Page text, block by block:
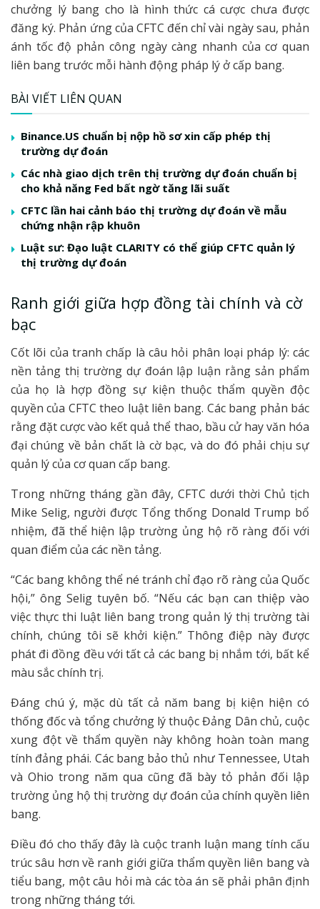
chưởng lý bang cho là hình thức cá cược chưa được
đăng ký. Phản ứng của CFTC đến chỉ vài ngày sau, phản
ánh tốc độ phản công ngày càng nhanh của cơ quan
liên bang trước mỗi hành động pháp lý ở cấp bang.
BÀI VIẾT LIÊN QUAN
Binance.US chuẩn bị nộp hồ sơ xin cấp phép thị
trường dự đoán
Các nhà giao dịch trên thị trường dự đoán chuẩn bị
cho khả năng Fed bất ngờ tăng lãi suất
CFTC lần hai cảnh báo thị trường dự đoán về mẫu
chứng nhận rập khuôn
Luật sư: Đạo luật CLARITY có thể giúp CFTC quản lý
thị trường dự đoán
Ranh giới giữa hợp đồng tài chính và cờ
bạc
Cốt lõi của tranh chấp là câu hỏi phân loại pháp lý: các
nền tảng thị trường dự đoán lập luận rằng sản phẩm
của họ là hợp đồng sự kiện thuộc thẩm quyền độc
quyền của CFTC theo luật liên bang. Các bang phản bác
rằng đặt cược vào kết quả thể thao, bầu cử hay văn hóa
đại chúng về bản chất là cờ bạc, và do đó phải chịu sự
quản lý của cơ quan cấp bang.
Trong những tháng gần đây, CFTC dưới thời Chủ tịch
Mike Selig, người được Tổng thống Donald Trump bổ
nhiệm, đã thể hiện lập trường ủng hộ rõ ràng đối với
quan điểm của các nền tảng.
“Các bang không thể né tránh chỉ đạo rõ ràng của Quốc
hội,” ông Selig tuyên bố. “Nếu các bạn can thiệp vào
việc thực thi luật liên bang trong quản lý thị trường tài
chính, chúng tôi sẽ khởi kiện.” Thông điệp này được
phát đi đồng đều với tất cả các bang bị nhắm tới, bất kể
màu sắc chính trị.
Đáng chú ý, mặc dù tất cả năm bang bị kiện hiện có
thống đốc và tổng chưởng lý thuộc Đảng Dân chủ, cuộc
xung đột về thẩm quyền này không hoàn toàn mang
tính đảng phái. Các bang bảo thủ như Tennessee, Utah
và Ohio trong năm qua cũng đã bày tỏ phản đối lập
trường ủng hộ thị trường dự đoán của chính quyền liên
bang.
Điều đó cho thấy đây là cuộc tranh luận mang tính cấu
trúc sâu hơn về ranh giới giữa thẩm quyền liên bang và
tiểu bang, một câu hỏi mà các tòa án sẽ phải phân định
trong những tháng tới.